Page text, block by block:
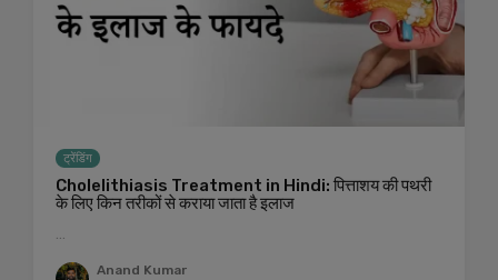
ट्रेंडिंग
Cholelithiasis Treatment in Hindi: पित्ताशय की पथरी
के लिए किन तरीकों से कराया जाता है इलाज
…
Anand Kumar